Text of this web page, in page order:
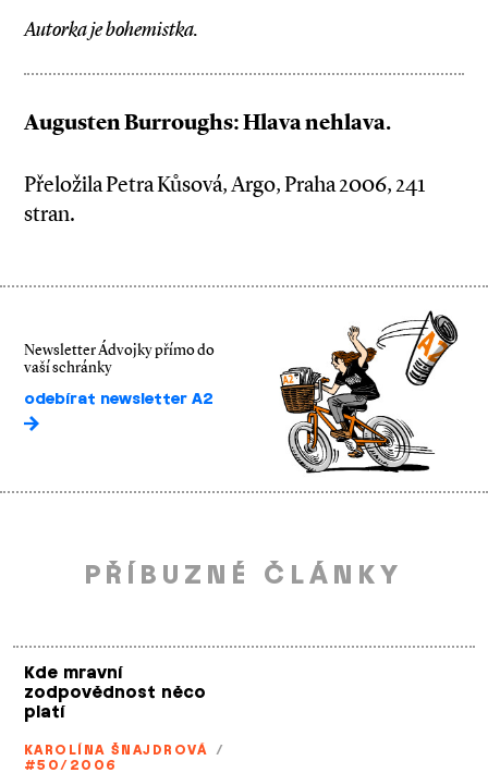
Autorka je bohemistka.
Augusten Burroughs: Hlava nehlava.
Přeložila Petra Kůsová, Argo, Praha 2006, 241
stran.
Newsletter Ádvojky přímo do
vaší schránky
odebírat newsletter A2
PŘÍBUZNÉ ČLÁNKY
Kde mravní
zodpovědnost něco
platí
KAROLÍNA ŠNAJDROVÁ /
#50/2006